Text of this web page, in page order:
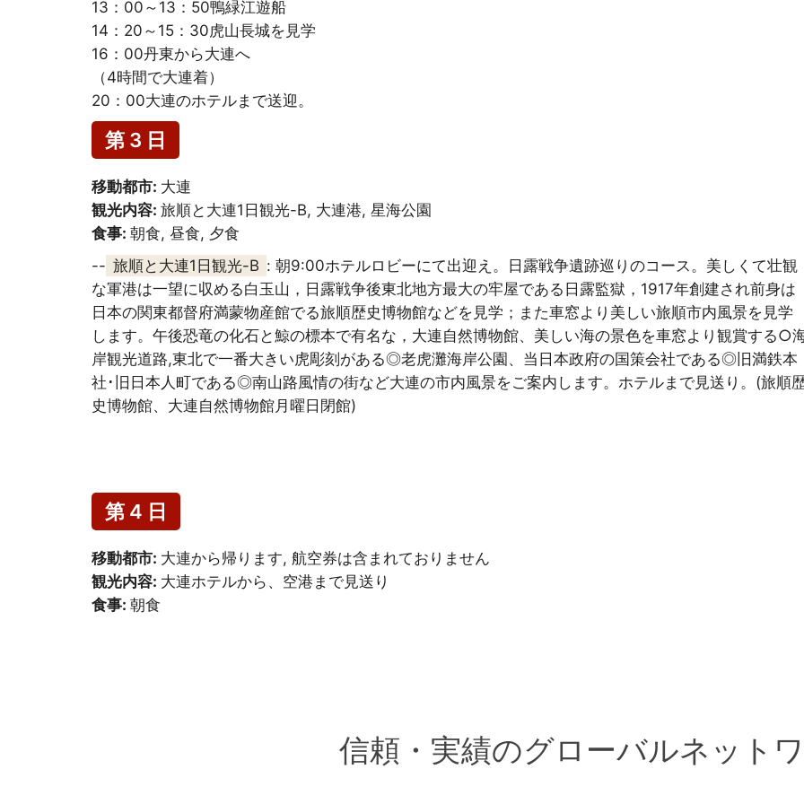
13：00～13：50鴨緑江遊船
14：20～15：30虎山長城を見学
16：00丹東から大連へ
（4時間で大連着）
20：00大連のホテルまで送迎。
第 3 日
移動都市: 大連
観光内容: 旅順と大連1日観光-B, 大連港, 星海公園
食事: 朝食, 昼食, 夕食
-- 旅順と大連1日観光-B : 朝9:00ホテルロビーにて出迎え。日露戦争遺跡巡りのコース。美しくて壮観
な軍港は一望に収める白玉山，日露戦争後東北地方最大の牢屋である日露監獄，1917年創建され前身は
日本の関東都督府満蒙物産館でる旅順歴史博物館などを見学；また車窓より美しい旅順市内風景を見学
します。午後恐竜の化石と鯨の標本で有名な，大連自然博物館、美しい海の景色を車窓より観賞する○
岸観光道路,東北で一番大きい虎彫刻がある◎老虎灘海岸公園、当日本政府の国策会社である◎旧満鉄本
社･旧日本人町である◎南山路風情の街など大連の市内風景をご案内します。ホテルまで見送り。(旅順
史博物館、大連自然博物館月曜日閉館)
第 4 日
移動都市: 大連から帰ります, 航空券は含まれておりません
観光内容: 大連ホテルから、空港まで見送り
食事: 朝食
信頼・実績のグローバルネット